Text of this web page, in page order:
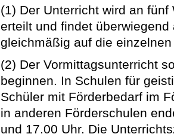
(1) Der Unterricht wird an
erteilt und findet
gleichmäßig auf die
(2) Der Vormittagsunterricht
beginnen. In Schulen für
Schüler mit Förderbedarf im
in anderen Förderschulen
und 17.00 Uhr. Die